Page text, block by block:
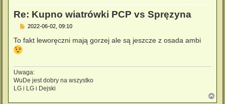
Re: Kupno wiatrówki PCP vs Spręzyna
P
s
2022-06-02, 09:10
To fakt leworęczni mają gorzej ale są jeszcze z osada ambi
Uwaga:
WuDe jest dobry na wszystko
LG i LG i Dejski
a